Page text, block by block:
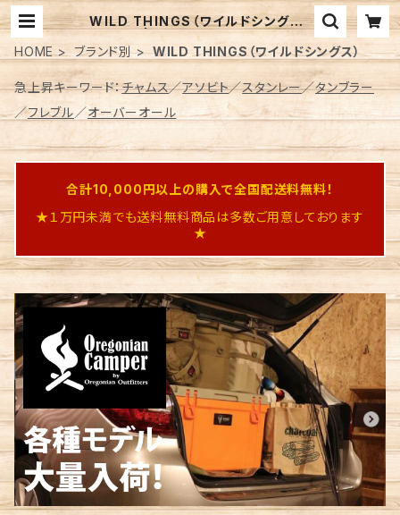
WILD THINGS（ワイルドシングス）
| BEARS Online
HOME
ブランド別 WILD THINGS（ワイルドシングス）
急上昇キーワード：チャムス／アソビト／スタンレー／タンブラー
／フレブル／オーバーオール
合計10,000円以上の購入で全国配送料無料！
★１万円未満でも送料無料商品は多数ご用意しております
★